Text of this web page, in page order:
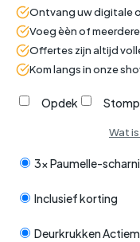
Ontvang uw digitale
Voeg èèn of
Offertes zijn altijd
Kom langs in onze
Opdek Stomp
Wat
3x Paumelle-
Inclusief korting
Deurkrukken